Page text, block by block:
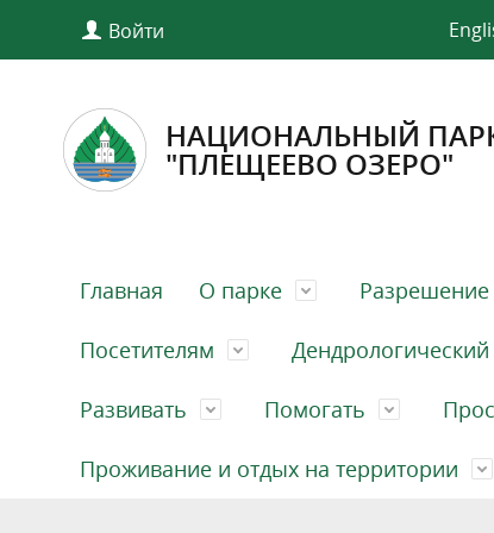
Войти
НАЦИОНАЛЬНЫЙ
"ПЛЕЩЕЕВО ОЗЕРО"
Главная О парке
Посетителям Дендрологический
Развивать Помогать
Проживание и отдых на территории